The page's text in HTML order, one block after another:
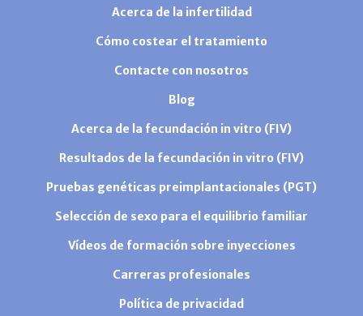
Acerca de la infertilidad
Cómo costear el tratamiento
Contacte con nosotros
Blog
Acerca de la fecundación in vitro (FIV)
Resultados de la fecundación in vitro (FIV)
Pruebas genéticas preimplantacionales (PGT)
Selección de sexo para el equilibrio familiar
Vídeos de formación sobre inyecciones
Carreras profesionales
Política de privacidad